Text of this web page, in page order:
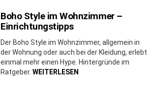
Boho Style im Wohnzimmer –
Einrichtungstipps
Der Boho Style im Wohnzimmer, allgemein in
der Wohnung oder auch bei der Kleidung, erlebt
einmal mehr einen Hype. Hintergründe im
Ratgeber. WEITERLESEN